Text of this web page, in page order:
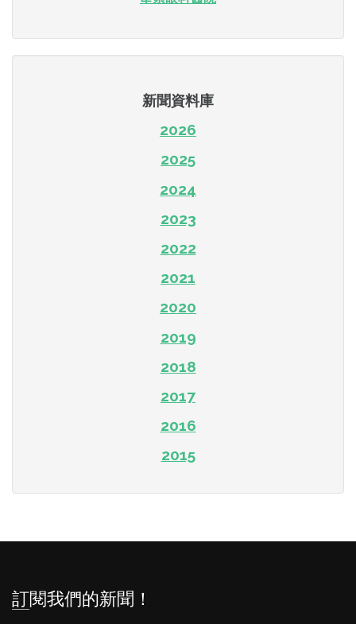
新聞資料庫
2026
2025
2024
2023
2022
2021
2020
2019
2018
2017
2016
2015
訂閱我們的新聞！